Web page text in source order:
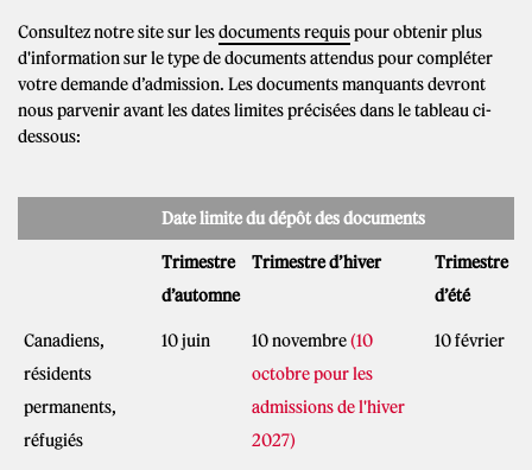
Consultez notre site sur lesdocuments requispour obtenir plus
d'information sur le type de documents attendus pour compléter
votre demande d’admission. Les documents manquants devront
nous parvenir avant les dates limites précisées dans le tableau ci-
dessous:
Date limite du dépôt des documents
Trimestre
d’automne
Trimestre d’hiver
Trimestre
d’été
Canadiens,
résidents
permanents,
réfugiés
10 juin 10 novembre(10
octobre pour les
admissions de l'hiver
2027)
10 février